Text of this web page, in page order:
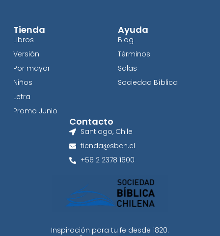
Inspiración para tu fe desde 1820.
Tienda
Libros
Versión
Por mayor
Niños
Letra
Promo Junio
Ayuda
Blog
Términos
Salas
Sociedad Bíblica
Contacto
Santiago, Chile
tienda@sbch.cl
+56 2 2378 1600